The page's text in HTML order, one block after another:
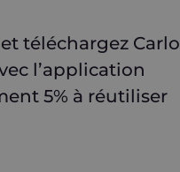
et téléchargez Carlo
l’application
5% à réutiliser